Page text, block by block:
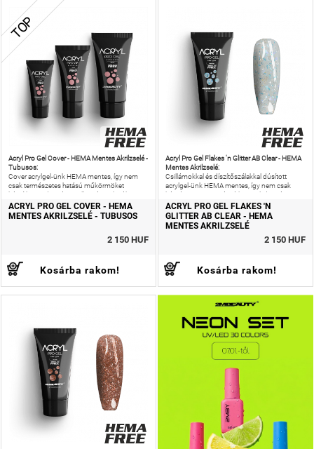
TOP
Acryl Pro Gel Cover - HEMA Mentes Akrilzselé -
Tubusos:
Cover acrylgel-ünk HEMA mentes, így nem
csak természetes hatású műkörmöket
készíthetsz, de még az allergiás reakciók
kockázatát is csökkentheted!
ACRYL PRO GEL COVER - HEMA
MENTES AKRILZSELÉ - TUBUSOS
2 150 HUF
Kosárba rakom!
Acryl Pro Gel Flakes 'n Glitter AB Clear - HEMA
Mentes Akrilzselé:
Csillámokkal és díszítőszálakkal dúsított
acrylgel-ünk HEMA mentes, így nem csak
káprázatos ragyogást érhetsz el, de még az
allergiás reakciók kockázatát is
ACRYL PRO GEL FLAKES 'N
GLITTER AB CLEAR - HEMA
MENTES AKRILZSELÉ
2 150 HUF
Kosárba rakom!